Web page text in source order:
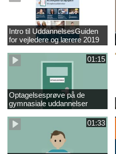
Intro til UddannelsesGuiden
for vejledere og lærere 2019
01:15
Optagelsesprøve på de
gymnasiale uddannelser
01:33